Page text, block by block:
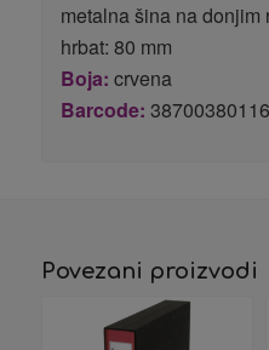
metalna šina na donjim
hrbat: 80 mm
Boja: crvena
Barcode:
Povezani proizvodi